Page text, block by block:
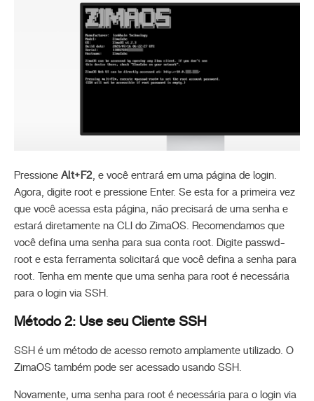
Pressione Alt+F2, e você entrará em uma página de login.
Agora, digite root e pressione Enter. Se esta for a primeira vez
que você acessa esta página, não precisará de uma senha e
estará diretamente na CLI do ZimaOS. Recomendamos que
você defina uma senha para sua conta root. Digite passwd-
root e esta ferramenta solicitará que você defina a senha para
root. Tenha em mente que uma senha para root é necessária
para o login via SSH.
Método 2: Use seu Cliente SSH
SSH é um método de acesso remoto amplamente utilizado. O
ZimaOS também pode ser acessado usando SSH.
Novamente, uma senha para root é necessária para o login via